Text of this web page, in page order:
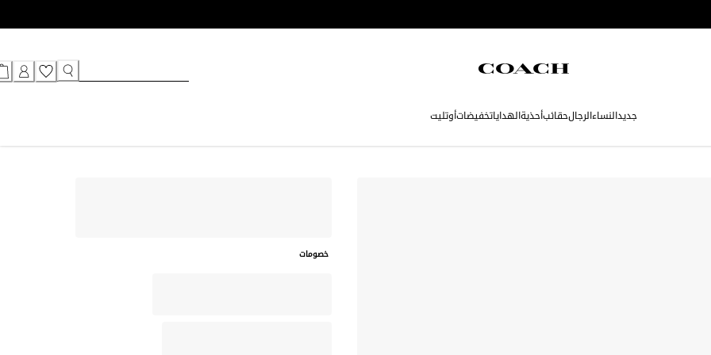
جديدالنساءالرجالحقائبأحذيةالهداياتخفيضاتأوتليت
خصومات